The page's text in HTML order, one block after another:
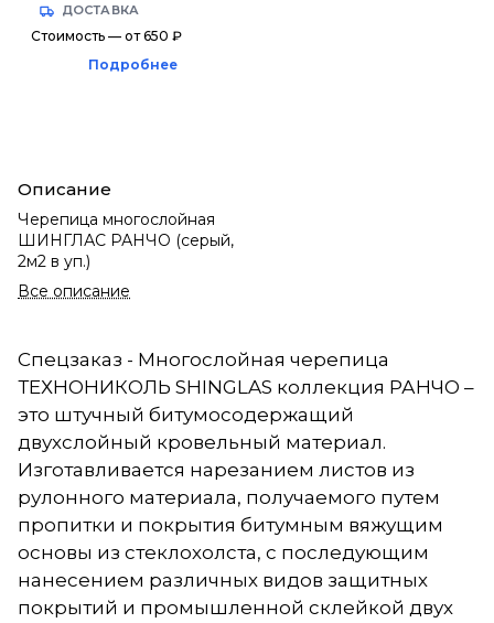
ДОСТАВКА
Стоимость — от 650 ₽
Подробнее
Описание
Черепица многослойная
ШИНГЛАС РАНЧО (серый,
2м2 в уп.)
Все описание
Спецзаказ - Многослойная черепица
ТЕХНОНИКОЛЬ SHINGLAS коллекция РАНЧО –
это штучный битумосодержащий
двухслойный кровельный материал.
Изготавливается нарезанием листов из
рулонного материала, получаемого путем
пропитки и покрытия битумным вяжущим
основы из стеклохолста, с последующим
нанесением различных видов защитных
покрытий и промышленной склейкой двух